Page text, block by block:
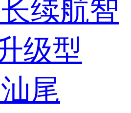
长续航智
级型
汕尾